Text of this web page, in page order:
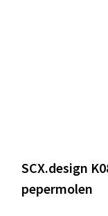
SCX.design
pepermolen